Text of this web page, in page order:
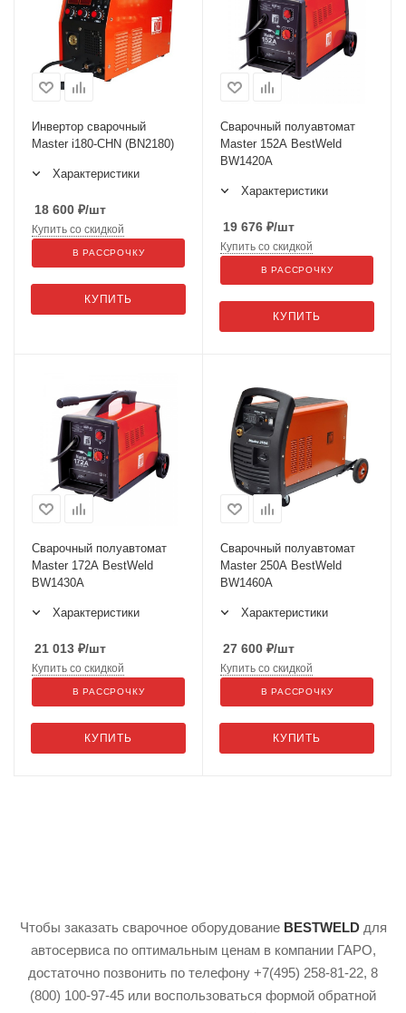
Инвертор сварочный
Master i180-CHN (BN2180)
Характеристики
18 600 ₽/шт
КУПИТЬ
Купить со скидкой
В РАССРОЧКУ
Сварочный полуавтомат
Master 152A BestWeld
BW1420A
Характеристики
19 676 ₽/шт
КУПИТЬ
Купить со скидкой
В РАССРОЧКУ
Сварочный полуавтомат
Master 172A BestWeld
BW1430A
Характеристики
21 013 ₽/шт
КУПИТЬ
Купить со скидкой
В РАССРОЧКУ
Сварочный полуавтомат
Master 250A BestWeld
BW1460A
Характеристики
27 600 ₽/шт
КУПИТЬ
Купить со скидкой
В РАССРОЧКУ
Чтобы заказать сварочное оборудование BESTWELDдля
автосервиса по оптимальным ценам в компании ГАРО,
достаточно позвонить по телефону +7(495) 258-81-22, 8
(800) 100-97-45 или воспользоваться формой обратной